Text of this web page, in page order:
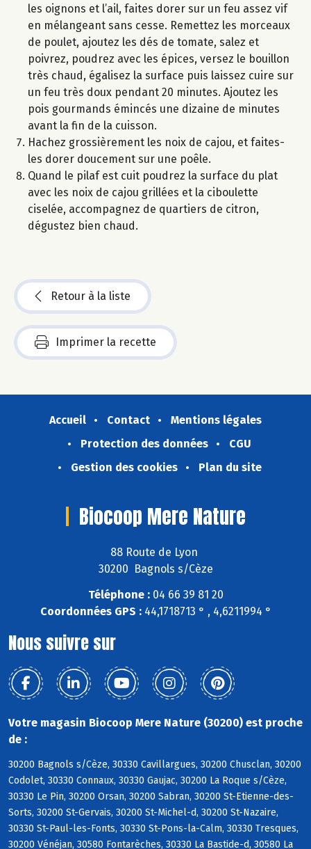
les oignons et l’ail, faites dorer sur un feu assez vif
en mélangeant sans cesse. Remettez les morceaux
de poulet, ajoutez les dés de tomate, salez et
poivrez, poudrez avec les épices, versez le bouillon
très chaud, égalisez la surface puis laissez cuire sur
un feu très doux pendant 20 minutes. Ajoutez les
pois gourmands émincés une dizaine de minutes
avant la fin de la cuisson.
Hachez grossièrement les noix de cajou, et faites-
les dorer doucement sur une poêle.
Quand le pilaf est cuit poudrez la surface du plat
avec les noix de cajou grillées et la ciboulette
ciselée, accompagnez de quartiers de citron,
dégustez bien chaud.
Retour à la liste
Imprimer la recette
Accueil Contact
Mentions légales
Protection des données
CGU
Gestion des cookies
Plan du site
Biocoop Mere Nature
88 Route de Lyon
30200 Bagnols s/Cèze
Téléphone :04 66 39 81 20
Coordonnées GPS :44,1718713 ° , 4,6211994 °
Nous suivre sur
Votre magasin Biocoop Mere Nature (30200) est proche
de :
30200 Bagnols s/Cèze, 30330 Cavillargues, 30200 Chusclan, 30200
Codolet, 30330 Connaux, 30330 Gaujac, 30200 La Roque s/Cèze,
30330 Le Pin, 30200 Orsan, 30200 Sabran, 30200 St-Etienne-des-
Sorts, 30200 St-Gervais, 30200 St-Michel-d, 30200 St-Nazaire,
30330 St-Paul-les-Fonts, 30330 St-Pons-la-Calm, 30330 Tresques,
30200 Vénéjan, 30580 Fontarèches, 30330 La Bastide-d, 30580 La